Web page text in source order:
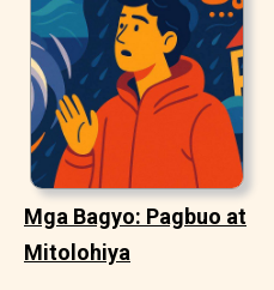
Mga Bagyo: Pagbuo at
Mitolohiya